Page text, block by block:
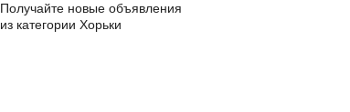
Получайте новые объявления
из категории Хорьки